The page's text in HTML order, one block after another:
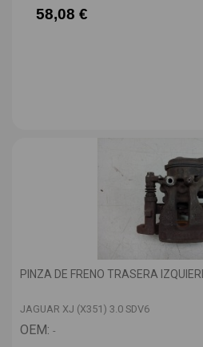
58,08 €
PINZA DE FRENO TRASERA
JAGUAR XJ (X351) 3.0 SDV6
OEM: -